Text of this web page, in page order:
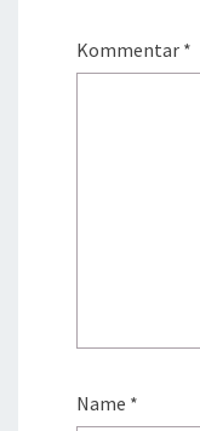
Kommentar *
Name *